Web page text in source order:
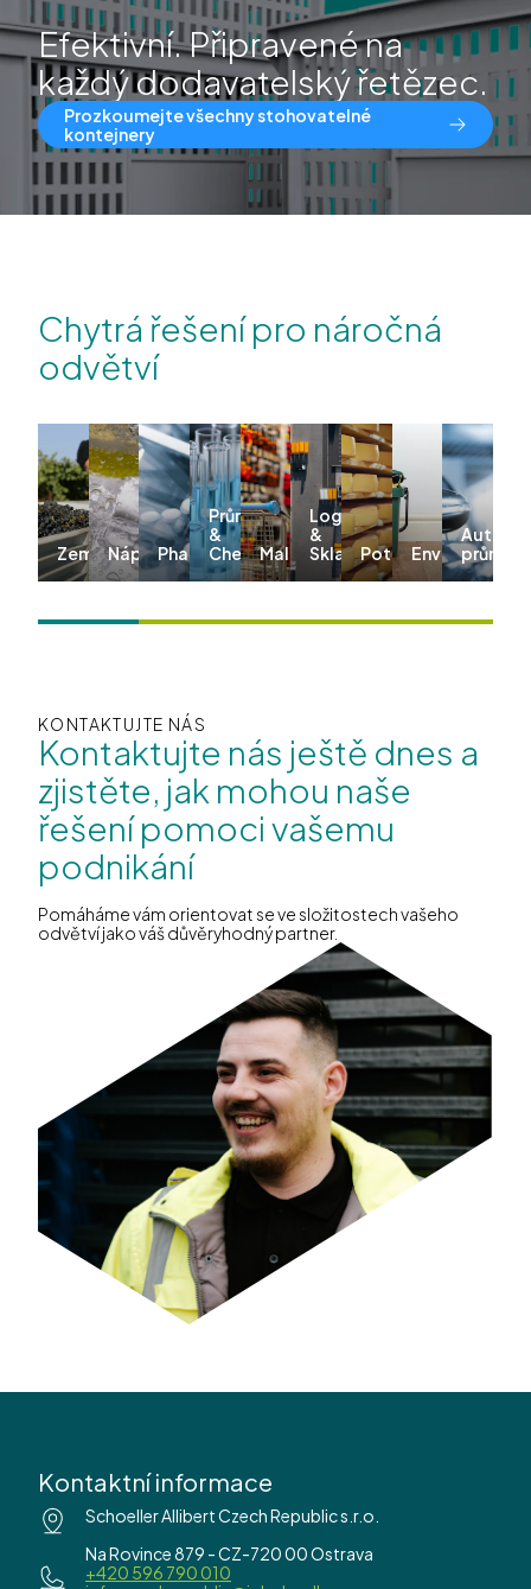
Efektivní. Připravené na
každý dodavatelský řetězec.
Prozkoumejte všechny stohovatelné
kontejnery
Chytrá řešení pro náročná
odvětví
Zemědělství
NápojePharma
Průmysl
&
ChemieMaloobchod
Logistika
&
SkladováníPotraviny
průmysl
KONTAKTUJTE NÁS
Kontaktujte nás ještě dnes a
zjistěte, jak mohou naše
řešení pomoci vašemu
podnikání
Pomáháme vám orientovat se ve složitostech vašeho
odvětví jako váš důvěryhodný partner.
Kontaktní informace
Schoeller Allibert Czech Republic s.r.o.
Na Rovince 879 - CZ-720 00 Ostrava
+420 596 790 010